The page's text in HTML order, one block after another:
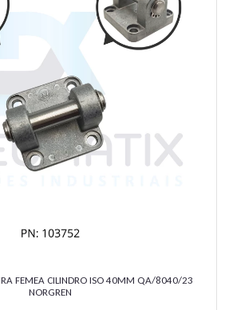
FEMEA CILINDRO ISO 40MM QA/8040/23
NORGREN